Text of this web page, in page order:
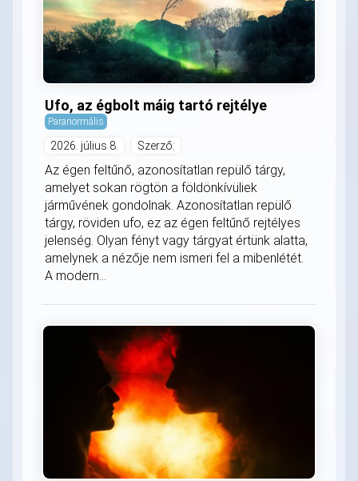
Ufo, az égbolt máig tartó rejtélye
Paranormális
2026. július 8. Szerző:
Az égen feltűnő, azonosítatlan repülő tárgy,
amelyet sokan rögtön a földönkívüliek
járművének gondolnak. Azonosítatlan repülő
tárgy, röviden ufo, ez az égen feltűnő rejtélyes
jelenség. Olyan fényt vagy tárgyat értünk alatta,
amelynek a nézője nem ismeri fel a mibenlétét.
A modern...